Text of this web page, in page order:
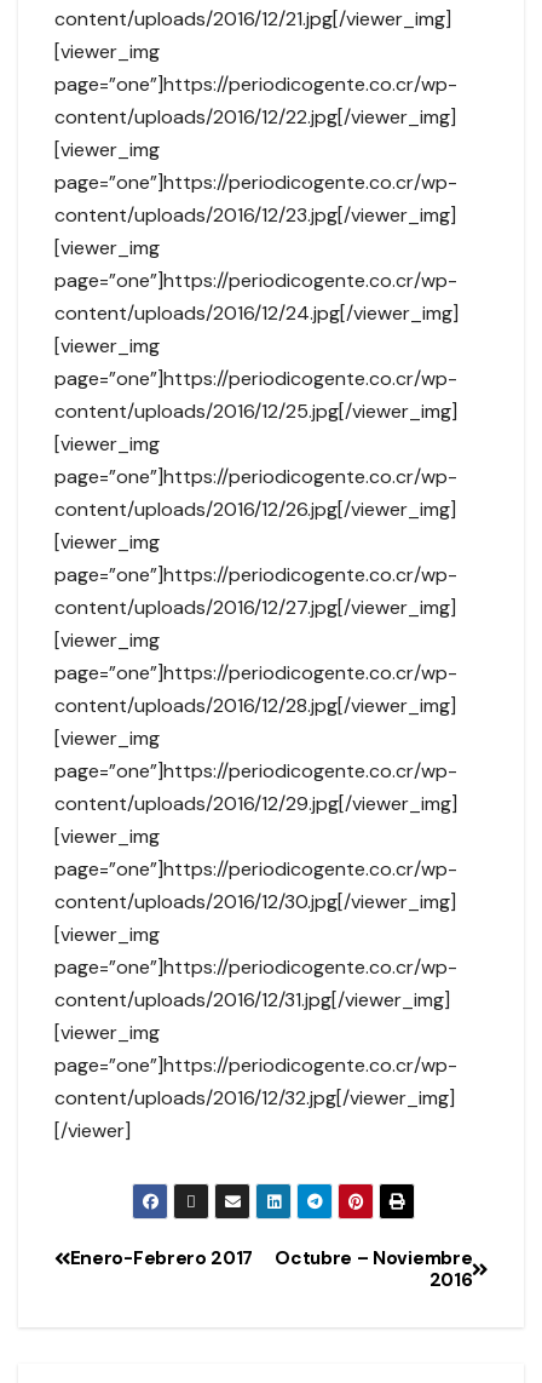
content/uploads/2016/12/21.jpg[/viewer_img]
[viewer_img
page=”one”]https://periodicogente.co.cr/wp-
content/uploads/2016/12/22.jpg[/viewer_img]
[viewer_img
page=”one”]https://periodicogente.co.cr/wp-
content/uploads/2016/12/23.jpg[/viewer_img]
[viewer_img
page=”one”]https://periodicogente.co.cr/wp-
content/uploads/2016/12/24.jpg[/viewer_img]
[viewer_img
page=”one”]https://periodicogente.co.cr/wp-
content/uploads/2016/12/25.jpg[/viewer_img]
[viewer_img
page=”one”]https://periodicogente.co.cr/wp-
content/uploads/2016/12/26.jpg[/viewer_img]
[viewer_img
page=”one”]https://periodicogente.co.cr/wp-
content/uploads/2016/12/27.jpg[/viewer_img]
[viewer_img
page=”one”]https://periodicogente.co.cr/wp-
content/uploads/2016/12/28.jpg[/viewer_img]
[viewer_img
page=”one”]https://periodicogente.co.cr/wp-
content/uploads/2016/12/29.jpg[/viewer_img]
[viewer_img
page=”one”]https://periodicogente.co.cr/wp-
content/uploads/2016/12/30.jpg[/viewer_img]
[viewer_img
page=”one”]https://periodicogente.co.cr/wp-
content/uploads/2016/12/31.jpg[/viewer_img]
[viewer_img
page=”one”]https://periodicogente.co.cr/wp-
content/uploads/2016/12/32.jpg[/viewer_img]
[/viewer]
Octubre – Noviembre
2016
Enero-Febrero 2017